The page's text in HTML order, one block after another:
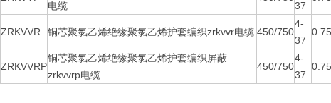
电缆
37
ZRKVVR 铜芯聚氯乙烯绝缘聚氯乙烯护套编织zrkvvr电缆 450/750
4-
37
ZRKVVRP
铜芯聚氯乙烯绝缘聚氯乙烯护套编织屏蔽
zrkvvrp电缆
450/750
4-
37